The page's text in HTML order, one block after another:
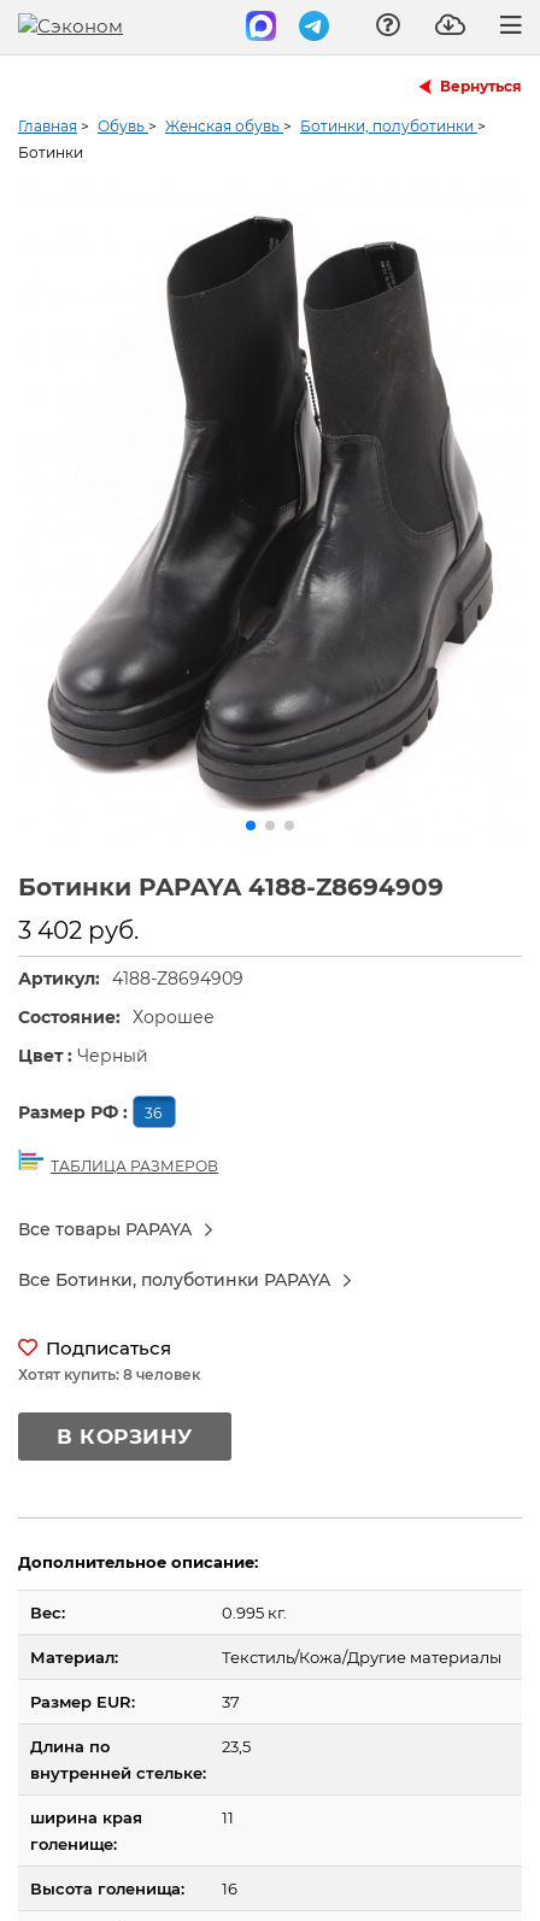
Вернуться
Главная > Обувь > Женская обувь > Ботинки, полуботинки >
Ботинки
Ботинки PAPAYA 4188-Z8694909
3 402 руб.
Артикул: 4188-Z8694909
Состояние: Хорошее
Цвет : Черный
Размер РФ : 36
ТАБЛИЦА РАЗМЕРОВ
Все товары PAPAYA
Все Ботинки, полуботинки PAPAYA
Подписаться
Хотят купить: 8 человек
В КОРЗИНУ
Дополнительное описание:
Вес: 0.995 кг.
Материал: Текстиль/Кожа/Другие материалы
Размер EUR: 37
Длина по
внутренней стельке:
23,5
ширина края
голенище:
11
Высота голенища: 16